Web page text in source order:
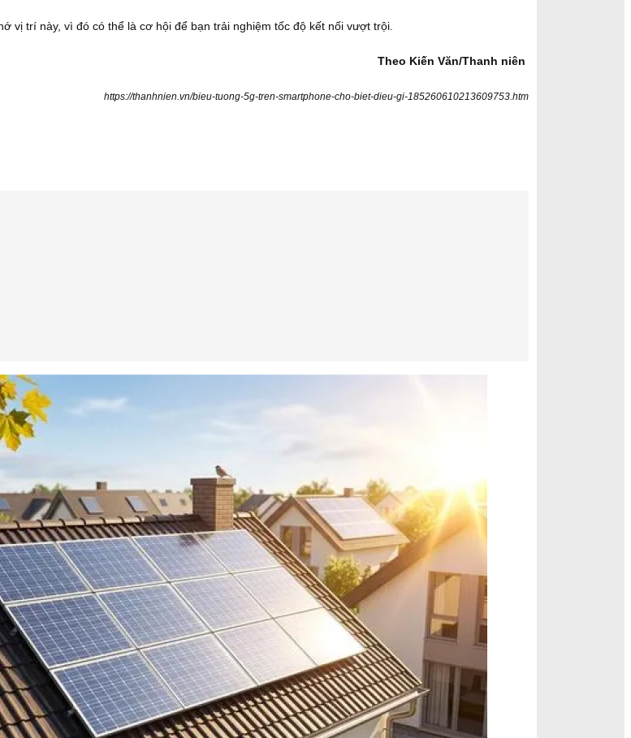
vị trí này, vì đó có thể là cơ hội để bạn trải nghiệm tốc độ kết nối vượt trội.
Theo Kiến Văn/Thanh niên
https://thanhnien.vn/bieu-tuong-5g-tren-smartphone-cho-biet-dieu-gi-185260610213609753.htm